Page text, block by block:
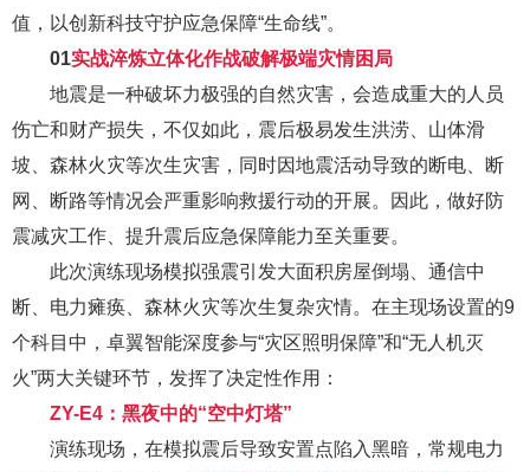
值，以创新科技守护应急保障“生命线”。
01实战淬炼立体化作战破解极端灾情困局
地震是一种破坏力极强的自然灾害，会造成重大的人员
伤亡和财产损失，不仅如此，震后极易发生洪涝、山体滑
坡、森林火灾等次生灾害，同时因地震活动导致的断电、断
网、断路等情况会严重影响救援行动的开展。因此，做好防
震减灾工作、提升震后应急保障能力至关重要。
此次演练现场模拟强震引发大面积房屋倒塌、通信中
断、电力瘫痪、森林火灾等次生复杂灾情。 在主现场设置的9
个科目中 ， 卓翼智能深度参与“灾区照明保障”和“无人机灭
火”两大关键环节，发挥了决定性作用：
ZY-E4：黑夜中的“空中灯塔”
演练现场，在模拟震后导致安置点陷入黑暗，常规电力